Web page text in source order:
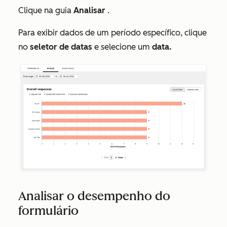
Clique na guia Analisar .
Para exibir dados de um período específico, clique
no seletor de datas e selecione um data.
Analisar o desempenho do
formulário